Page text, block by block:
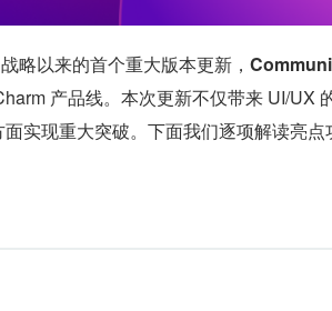
略以来的首个重大版本更新，
产品线。本次更新不仅带来 UI/UX
实现重大突破。下面我们逐项解读亮点